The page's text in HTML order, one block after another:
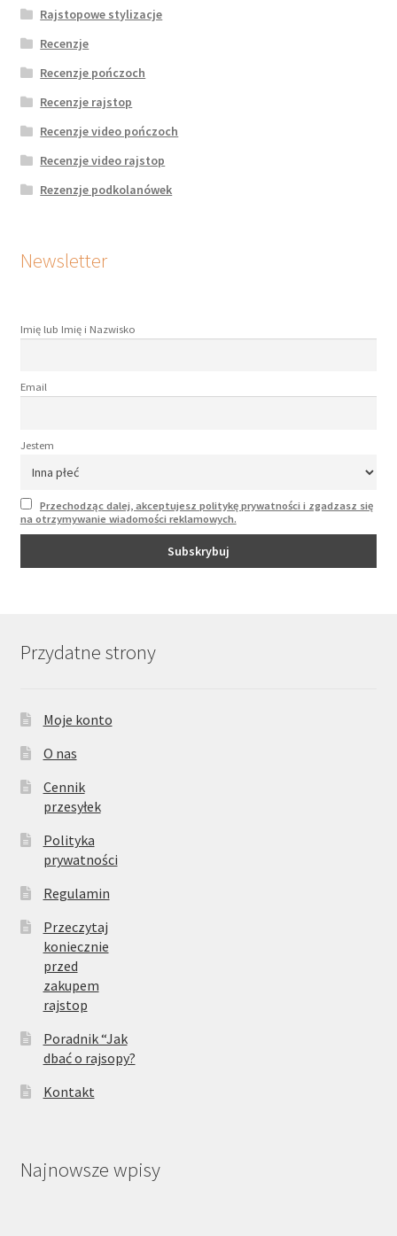
Rajstopowe stylizacje
Recenzje
Recenzje pończoch
Recenzje rajstop
Recenzje video pończoch
Recenzje video rajstop
Rezenzje podkolanówek
Newsletter
Imię lub Imię i Nazwisko
Email
Jestem
Przechodząc dalej, akceptujesz politykę prywatności i zgadzasz się
na otrzymywanie wiadomości reklamowych.
Przydatne strony
Moje konto
O nas
Cennik
przesyłek
Polityka
prywatności
Regulamin
Przeczytaj
koniecznie
przed
zakupem
rajstop
Poradnik “Jak
dbać o rajsopy?
Kontakt
Najnowsze wpisy